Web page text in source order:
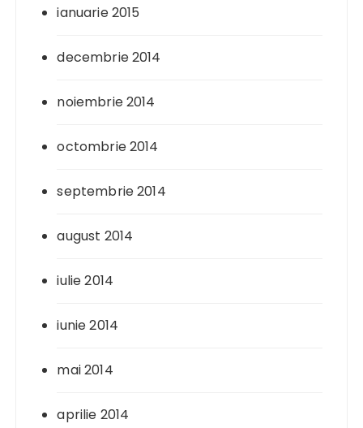
ianuarie 2015
decembrie 2014
noiembrie 2014
octombrie 2014
septembrie 2014
august 2014
iulie 2014
iunie 2014
mai 2014
aprilie 2014